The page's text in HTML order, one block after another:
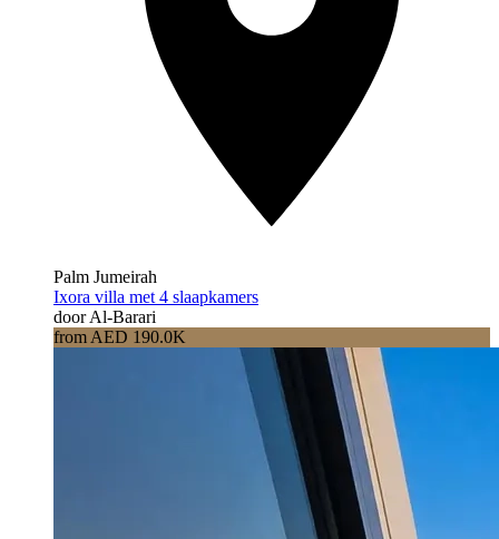
Palm Jumeirah
Ixora villa met 4 slaapkamers
door Al-Barari
from AED 190.0K